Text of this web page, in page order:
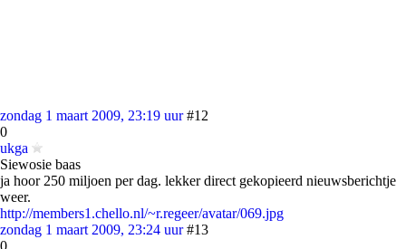
zondag 1 maart 2009, 23:19 uur #12
0
ukga
Siewosie baas
ja hoor 250 miljoen per dag. lekker direct gekopieerd nieuwsberichtje
weer.
http://members1.chello.nl/~r.regeer/avatar/069.jpg
zondag 1 maart 2009, 23:24 uur #13
0